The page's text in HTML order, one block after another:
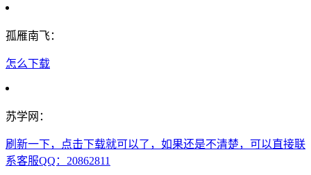
孤雁南飞：
怎么下载
苏学网：
刷新一下，点击下载就可以了，如果还是不清楚，可以直接联
系客服QQ：20862811